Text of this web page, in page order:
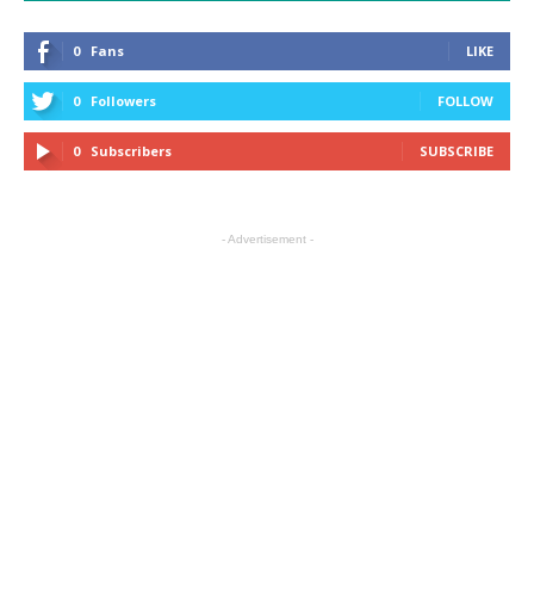
0 Fans LIKE
0 Followers FOLLOW
0 Subscribers SUBSCRIBE
- Advertisement -